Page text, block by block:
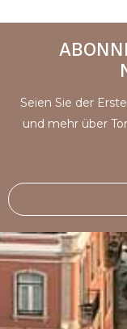
Seien Sie der
und mehr über